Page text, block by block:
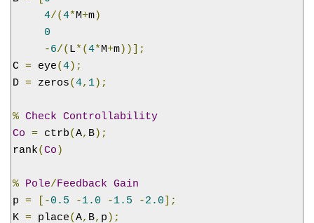
4/(4*M+m)
0
-6/( L*(4*M+m))];
C = eye(4);
D = zeros(4, 1);
% Check Controllability
Co = ctrb(A, B);
rank(Co )
% Pole/Feedback Gain
p = [-0.5 -1.0 -1.5 -2.0 ];
K = place(A, B, p );